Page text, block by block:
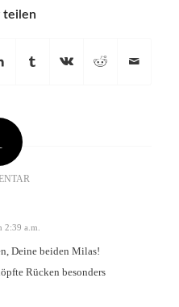
teilen
2:39 a.m.
Deine beiden Milas!
Rücken besonders